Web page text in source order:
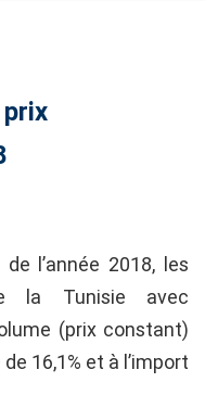
l’année 2018, les
la Tunisie avec
(prix constant)
16,1% et à l’import